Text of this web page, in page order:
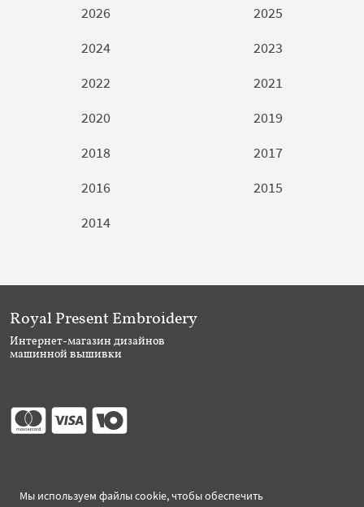
2026
2025
2024
2023
2022
2021
2020
2019
2018
2017
2016
2015
2014
Мы используем файлы cookie, чтобы обеспечить
Royal Present Embroidery
Интернет-магазин дизайнов
машинной вышивки